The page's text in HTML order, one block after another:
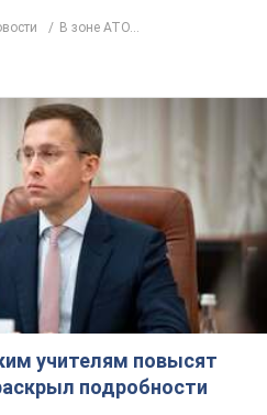
В зоне АТО...
учителям повысят
подробности